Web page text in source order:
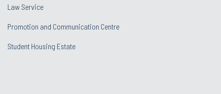
Law Service
Promotion and Communication Centre
Student Housing Estate